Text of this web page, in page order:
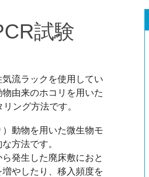
試験
流ラックを使用してい
由来のホコリを用いた
ング方法です。
動物を用いた微生物モ
方法です。
発生した廃床敷におと
やしたり、移入頻度を